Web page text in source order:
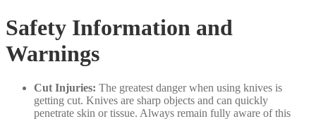
Safety Information and
Warnings
Cut Injuries: The greatest danger when using knives is
getting cut. Knives are sharp objects and can quickly
penetrate skin or tissue. Always remain fully aware of this